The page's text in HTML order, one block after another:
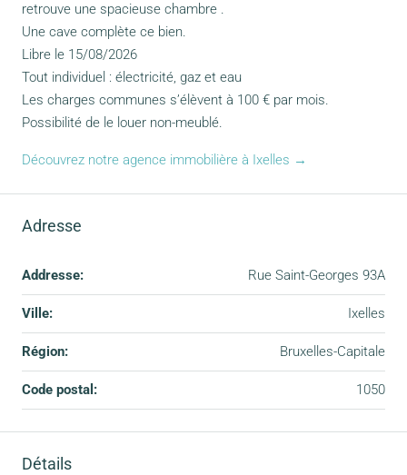
retrouve une spacieuse chambre .
Une cave complète ce bien.
Libre le 15/08/2026
Tout individuel : électricité, gaz et eau
Les charges communes s’élèvent à 100 € par mois.
Possibilité de le louer non-meublé.
Découvrez notre agence immobilière à Ixelles →
Adresse
Addresse: Rue Saint-Georges 93A
Ville: Ixelles
Région: Bruxelles-Capitale
Code postal: 1050
Détails